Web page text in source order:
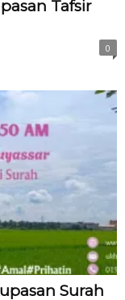
Tafsir
0
Surah